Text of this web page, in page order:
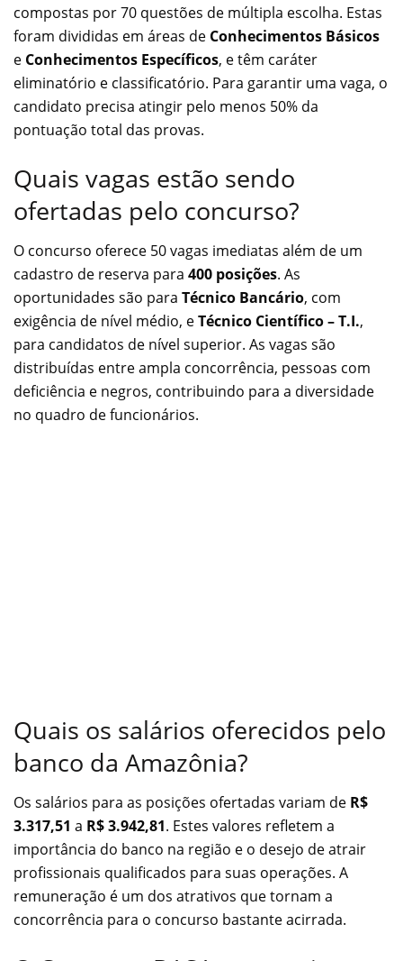
compostas por 70 questões de múltipla escolha. Estas
foram divididas em áreas de Conhecimentos Básicos
e Conhecimentos Específicos, e têm caráter
eliminatório e classificatório. Para garantir uma vaga, o
candidato precisa atingir pelo menos 50% da
pontuação total das provas.
Quais vagas estão sendo
ofertadas pelo concurso?
O concurso oferece 50 vagas imediatas além de um
cadastro de reserva para 400 posições. As
oportunidades são para Técnico Bancário, com
exigência de nível médio, eTécnico Científico – T.I.,
para candidatos de nível superior. As vagas são
distribuídas entre ampla concorrência, pessoas com
deficiência e negros, contribuindo para a diversidade
no quadro de funcionários.
Quais os salários oferecidos pelo
banco da Amazônia?
Os salários para as posições ofertadas variam de R$
3.317,51 a R$ 3.942,81. Estes valores refletem a
importância do banco na região e o desejo de atrair
profissionais qualificados para suas operações. A
remuneração é um dos atrativos que tornam a
concorrência para o concurso bastante acirrada.